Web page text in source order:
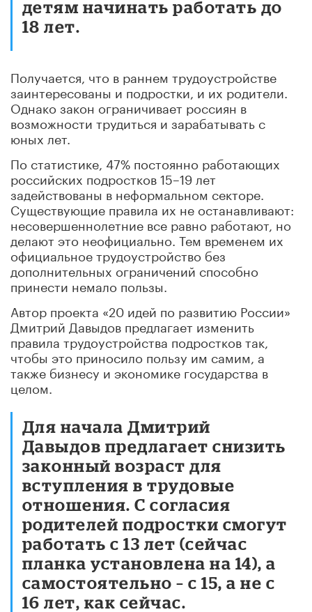
детям начинать работать до
18 лет.
Получается, что в раннем трудоустройстве
заинтересованы и подростки, и их родители.
Однако закон ограничивает россиян в
возможности трудиться и зарабатывать с
юных лет.
По статистике, 47% постоянно работающих
российских подростков 15–19 лет
задействованы в неформальном секторе.
Существующие правила их не останавливают:
несовершеннолетние все равно работают, но
делают это неофициально. Тем временем их
официальное трудоустройство без
дополнительных ограничений способно
принести немало пользы.
Автор проекта «20 идей по развитию России»
Дмитрий Давыдов предлагает изменить
правила трудоустройства подростков так,
чтобы это приносило пользу им самим, а
также бизнесу и экономике государства в
целом.
Для начала Дмитрий
Давыдов предлагает снизить
законный возраст для
вступления в трудовые
отношения. С согласия
родителей подростки смогут
работать с 13 лет (сейчас
планка установлена на 14), а
самостоятельно – с 15, а не с
16 лет, как сейчас.